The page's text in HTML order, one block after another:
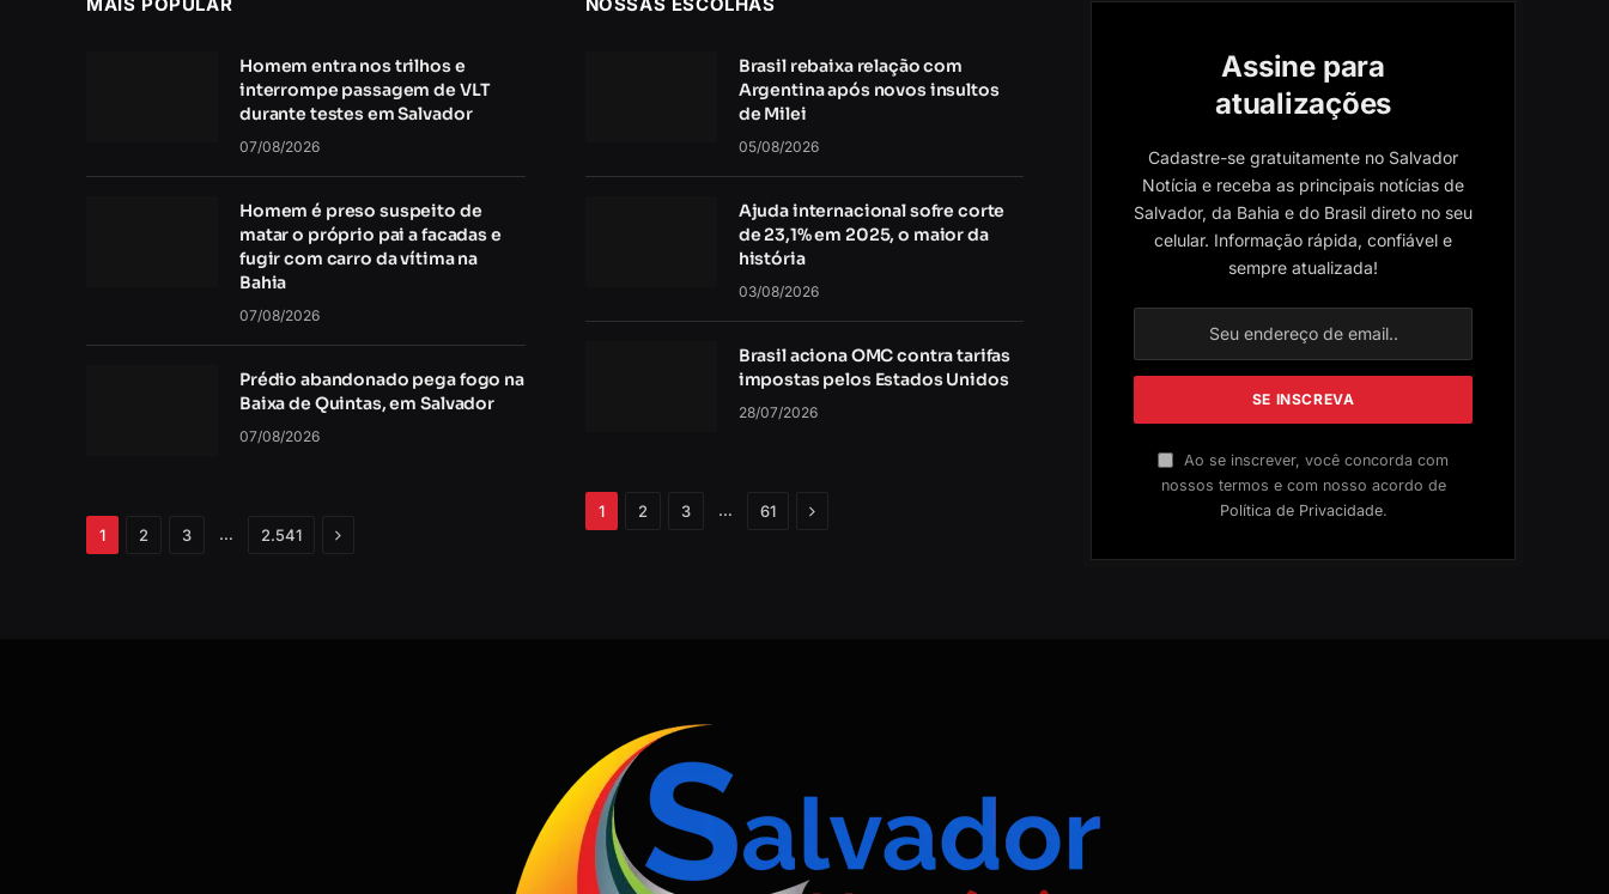
Homem entra nos trilhos e
interrompe passagem de VLT
durante testes em Salvador
07/08/2026
Homem é preso suspeito de
matar o próprio pai a facadas e
fugir com carro da vítima na
Bahia
07/08/2026
Prédio abandonado pega fogo na
Baixa de Quintas, em Salvador
07/08/2026
1 2 3 … 2.541 Próximo
Brasil rebaixa relação com
Argentina após novos insultos
de Milei
05/08/2026
Ajuda internacional sofre corte
de 23,1% em 2025, o maior da
história
03/08/2026
Brasil aciona OMC contra tarifas
impostas pelos Estados Unidos
28/07/2026
1 2 3 … 61 Próximo
Assine para
atualizações
Cadastre-se gratuitamente no Salvador
Notícia e receba as principais notícias de
Salvador, da Bahia e do Brasil direto no seu
celular. Informação rápida, confiável e
sempre atualizada!
Ao se inscrever, você concorda com
nossos termos e com nosso acordo de
Política de Privacidade.